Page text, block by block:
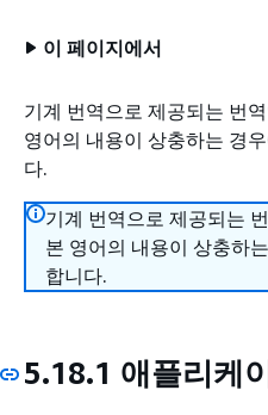
이 페이지에서
기계 번역으로 제공되는 번
영어의 내용이 상충하는 경
다.
기계 번역으로 제공되는
본 영어의 내용이 상충하
합니다.
5.18.1 애플리케